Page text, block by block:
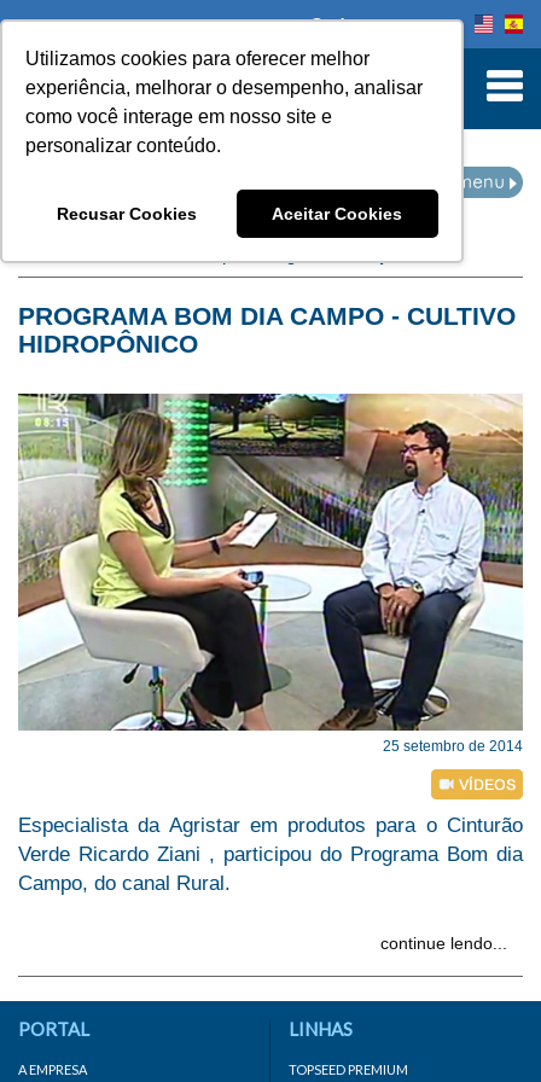
Utilizamos cookies para oferecer melhor
experiência, melhorar o desempenho, analisar
como você interage em nosso site e
personalizar conteúdo.
Recusar Cookies Aceitar Cookies
to Content
Onde comprar
PROGRAMA BOM DIA CAMPO - CULTIVO
HIDROPÔNICO
25 setembro de 2014
Especialista da Agristar em produtos para o Cinturão
Verde Ricardo Ziani , participou do Programa Bom dia
Campo, do canal Rural.
continue lendo...
PORTAL
A EMPRESA
LINHAS
TOPSEED PREMIUM